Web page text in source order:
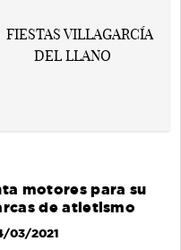
motores para su
de atletismo
03/2021